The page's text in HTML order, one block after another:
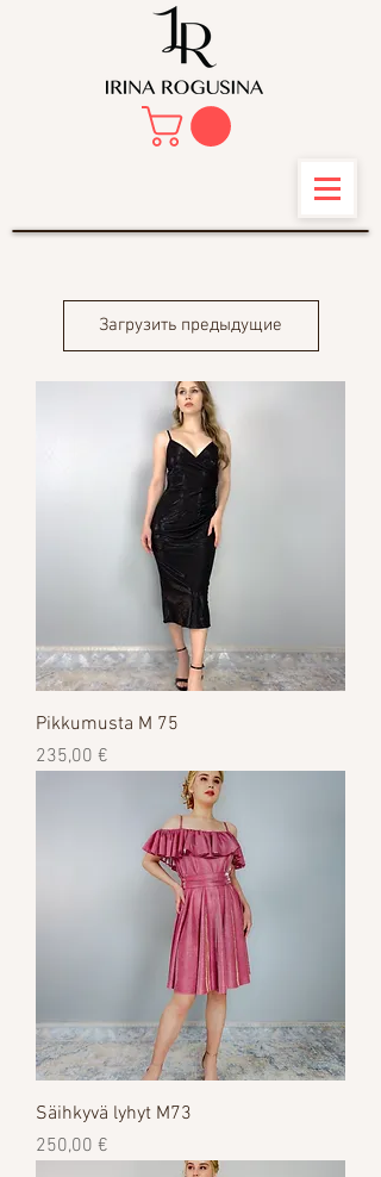
Загрузить предыдущие
Pikkumusta M 75
Цена
235,00 €
Säihkyvä lyhyt M73
Цена
250,00 €